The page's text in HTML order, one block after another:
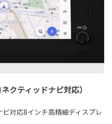
クティッドナビ対応）
対応8インチ高精細ディスプレ